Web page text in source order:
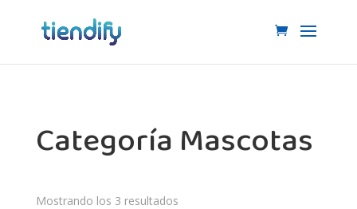
Categoría Mascotas
Mostrando los 3 resultados